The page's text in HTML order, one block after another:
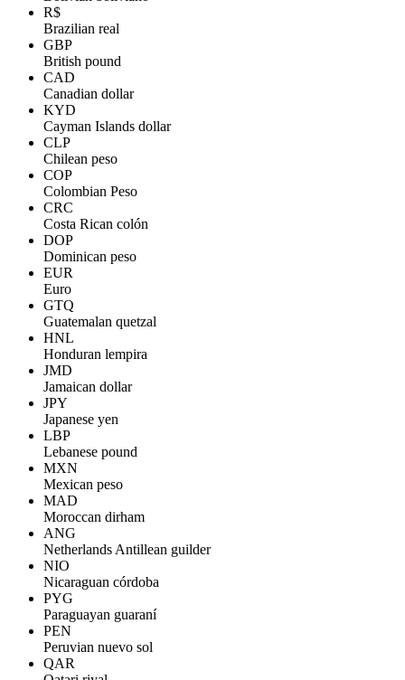
R$
Brazilian real
GBP
British pound
CAD
Canadian dollar
KYD
Cayman Islands dollar
CLP
Chilean peso
COP
Colombian Peso
CRC
Costa Rican colón
DOP
Dominican peso
EUR
Euro
GTQ
Guatemalan quetzal
HNL
Honduran lempira
JMD
Jamaican dollar
JPY
Japanese yen
LBP
Lebanese pound
MXN
Mexican peso
MAD
Moroccan dirham
ANG
Netherlands Antillean guilder
NIO
Nicaraguan córdoba
PYG
Paraguayan guaraní
PEN
Peruvian nuevo sol
QAR